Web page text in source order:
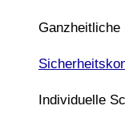
Ganzheitliche
Individuelle